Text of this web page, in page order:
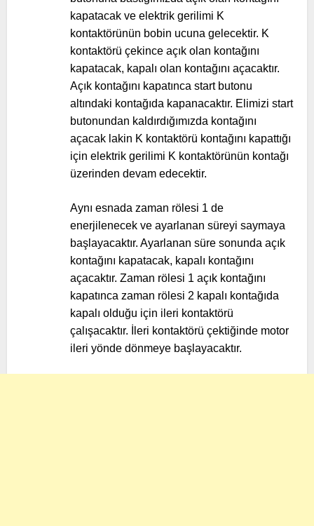
kapatacak ve elektrik gerilimi K
kontaktörünün bobin ucuna gelecektir. K
kontaktörü çekince açık olan kontağını
kapatacak, kapalı olan kontağını açacaktır.
Açık kontağını kapatınca start butonu
altındaki kontağıda kapanacaktır. Elimizi start
butonundan kaldırdığımızda kontağını
açacak lakin K kontaktörü kontağını kapattığı
için elektrik gerilimi K kontaktörünün kontağı
üzerinden devam edecektir.
Aynı esnada zaman rölesi 1 de
enerjilenecek ve ayarlanan süreyi saymaya
başlayacaktır. Ayarlanan süre sonunda açık
kontağını kapatacak, kapalı kontağını
açacaktır. Zaman rölesi 1 açık kontağını
kapatınca zaman rölesi 2 kapalı kontağıda
kapalı olduğu için ileri kontaktörü
çalışacaktır. İleri kontaktörü çektiğinde motor
ileri yönde dönmeye başlayacaktır.